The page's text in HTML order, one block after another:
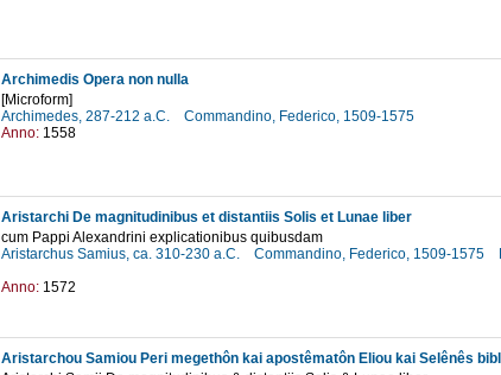
Archimedis Opera non nulla
[Microform]
Archimedes, 287-212 a.C.
Commandino, Federico, 1509-1575
Anno: 1558
Aristarchi De magnitudinibus et distantiis Solis et Lunae liber
cum Pappi Alexandrini explicationibus quibusdam
Aristarchus Samius, ca. 310-230 a.C.
Commandino, Federico, 1509-1575
Anno: 1572
Aristarchou Samiou Peri megethôn kai apostêmatôn Eliou kai Selênês